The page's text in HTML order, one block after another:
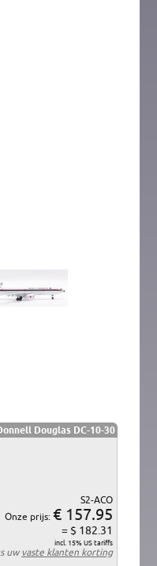
Douglas DC-10-30
S2-ACO
Onze prijs: € 157.95
= $ 182.31
incl. 15% US tariffs
uwvaste klanten korting